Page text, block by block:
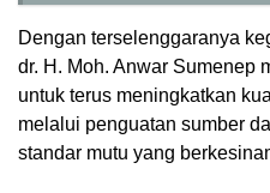
Dengan terselenggaranya
dr. H. Moh. Anwar Sumenep
untuk terus meningkatkan
melalui penguatan sumber
standar mutu yang